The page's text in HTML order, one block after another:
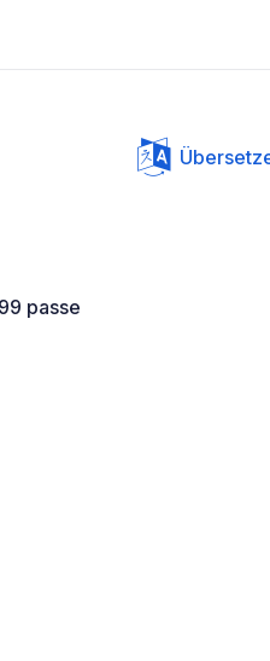
passe